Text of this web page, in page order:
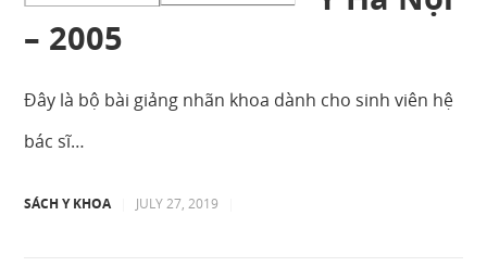
– 2005
Đây là bộ bài giảng nhãn khoa dành cho sinh viên hệ
bác sĩ…
SÁCH Y KHOA JULY 27, 2019